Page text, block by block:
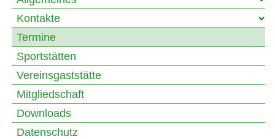
Kontakte
Termine
Sportstätten
Vereinsgaststätte
Mitgliedschaft
Downloads
Datenschutz